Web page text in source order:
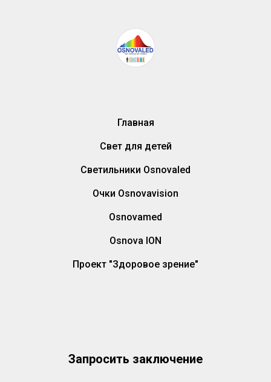
Главная
Свет для детей
Светильники Osnovaled
Очки Osnovavision
Osnovamed
Osnova ION
Проект "Здоровое зрение"
Запросить заключение